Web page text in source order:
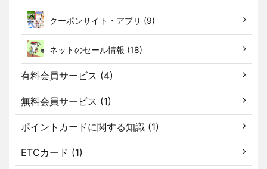
クーポンサイト・アプリ (9)
ネットのセール情報 (18)
有料会員サービス (4)
無料会員サービス (1)
ポイントカードに関する知識 (1)
ETCカード (1)